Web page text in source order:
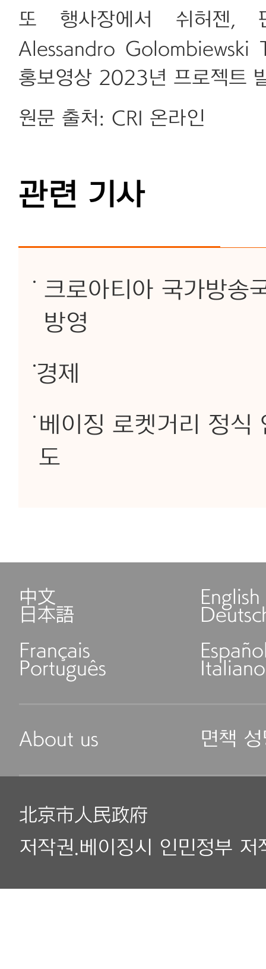
또 행사장에서 쉬허젠,
Alessandro Golombiewski
홍보영상 2023년 프로젝트
원문 출처: CRI 온라인
관련 기사
크로아티아 국가방송
방영
경제
베이징 로켓거리 정식
도
中文 English
日本語
Français
Português Italiano
About us 면책
北京市人民政府
저작권.베이징시 인민정부